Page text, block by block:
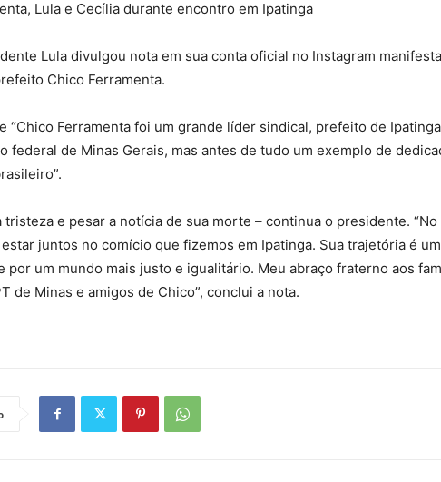
Lula e Cecília durante encontro em Ipatinga
Lula divulgou nota em sua conta oficial no Instagram
Chico Ferramenta.
“Chico Ferramenta foi um grande líder sindical, prefeito de
federal de Minas Gerais, mas antes de tudo um exemplo de
tristeza e pesar a notícia de sua morte – continua o presidente. “No
juntos no comício que fizemos em Ipatinga. Sua trajetória é
por um mundo mais justo e igualitário. Meu abraço fraterno aos
de Minas e amigos de Chico”, conclui a nota.